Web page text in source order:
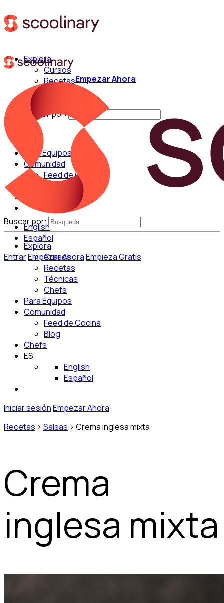
Explora
Cursos
Recetas
Buscar por:
Para Equipos
Comunidad
Feed de Cocina
English
Español
EntrarEmpezar AhoraEmpieza Gratis
Empezar Ahora
Buscar por:
Explora
Cursos
Recetas
Técnicas
Chefs
Para Equipos
Comunidad
Feed de Cocina
Blog
Chefs
ES
English
Español
Iniciar sesiónEmpezar Ahora
Recetas > Salsas > Crema inglesa mixta
Crema
inglesa mixta